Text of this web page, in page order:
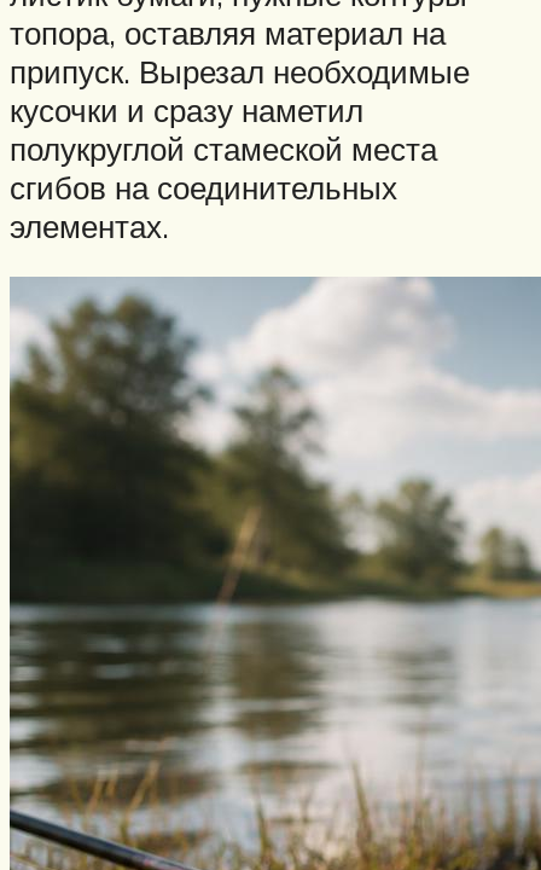
топора, оставляя материал на
припуск. Вырезал необходимые
кусочки и сразу наметил
полукруглой стамеской места
сгибов на соединительных
элементах.